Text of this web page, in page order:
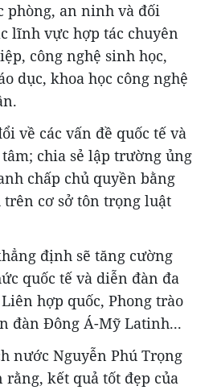
phòng, an ninh và đối
lĩnh vực hợp tác chuyên
công nghệ sinh học,
dục, khoa học công nghệ
về các vấn đề quốc tế và
chia sẻ lập trường ủng
chấp chủ quyền bằng
cơ sở tôn trọng luật
định sẽ tăng cường
quốc tế và diễn đàn đa
hợp quốc, Phong trào
đàn Đông Á-Mỹ Latinh...
nước Nguyễn Phú Trọng
kết quả tốt đẹp của